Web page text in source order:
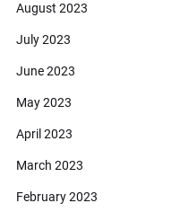
August 2023
July 2023
June 2023
May 2023
April 2023
March 2023
February 2023